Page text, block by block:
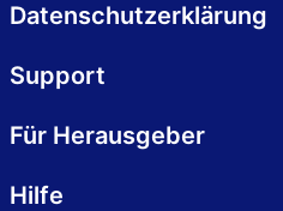
Datenschutzerklärung
Support
Für Herausgeber
Hilfe